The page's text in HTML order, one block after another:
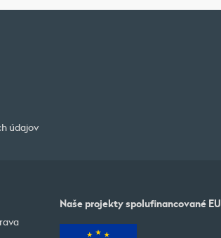
údajov
Naše projekty spolufinancované EU